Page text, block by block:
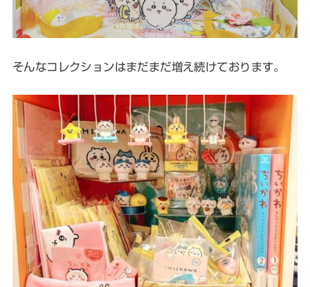
そんなコレクションはまだまだ増え続けております。